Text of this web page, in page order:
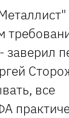
заверил
все